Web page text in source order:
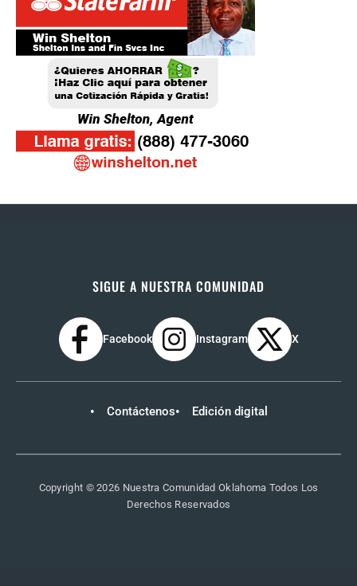
SIGUE A NUESTRA COMUNIDAD
Facebook Instagram X
Contáctenos Edición digital
Copyright © 2026 Nuestra Comunidad Oklahoma Todos Los
Derechos Reservados